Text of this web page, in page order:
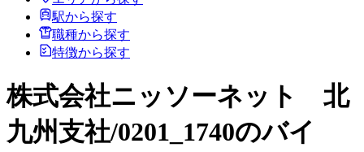
駅から探す
職種から探す
特徴から探す
株式会社ニッソーネット 北
九州支社/0201_1740のバイ